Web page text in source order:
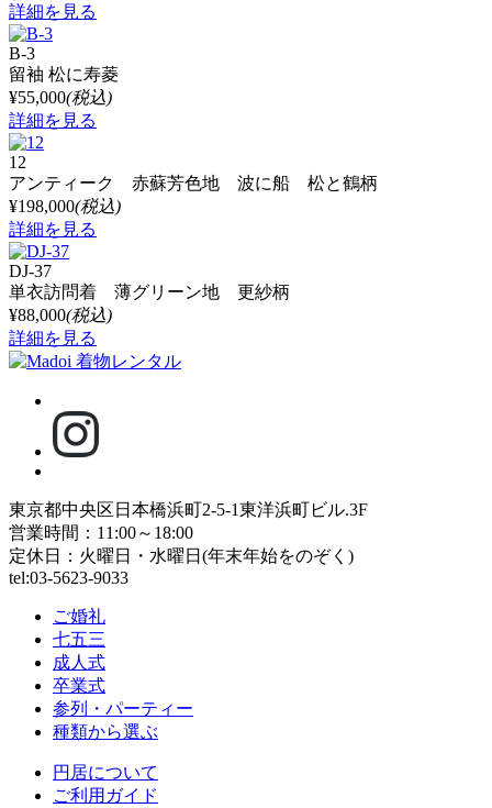
詳細を見る
B-3
留袖 松に寿菱
¥55,000(税込)
詳細を見る
12
アンティーク 赤蘇芳色地 波に船 松と鶴柄
¥198,000(税込)
詳細を見る
DJ-37
単衣訪問着 薄グリーン地 更紗柄
¥88,000(税込)
詳細を見る
東京都中央区日本橋浜町2-5-1東洋浜町ビル.3F
営業時間：11:00～18:00
定休日：火曜日・水曜日(年末年始をのぞく)
tel:03-5623-9033
ご婚礼
七五三
成人式
卒業式
参列・パーティー
種類から選ぶ
円居について
ご利用ガイド